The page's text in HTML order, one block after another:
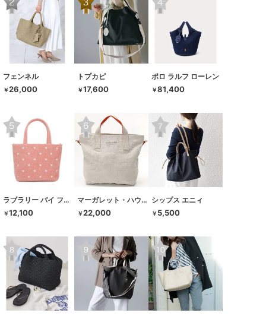
フェンネル
￥26,000
トプカピ
￥17,600
ポロ ラルフ ローレン
￥81,400
ラブラリー バイ フェイラー
￥12,100
マーガレット・ハウエル アイデア
￥22,000
シップス エニィ
￥ 5,500